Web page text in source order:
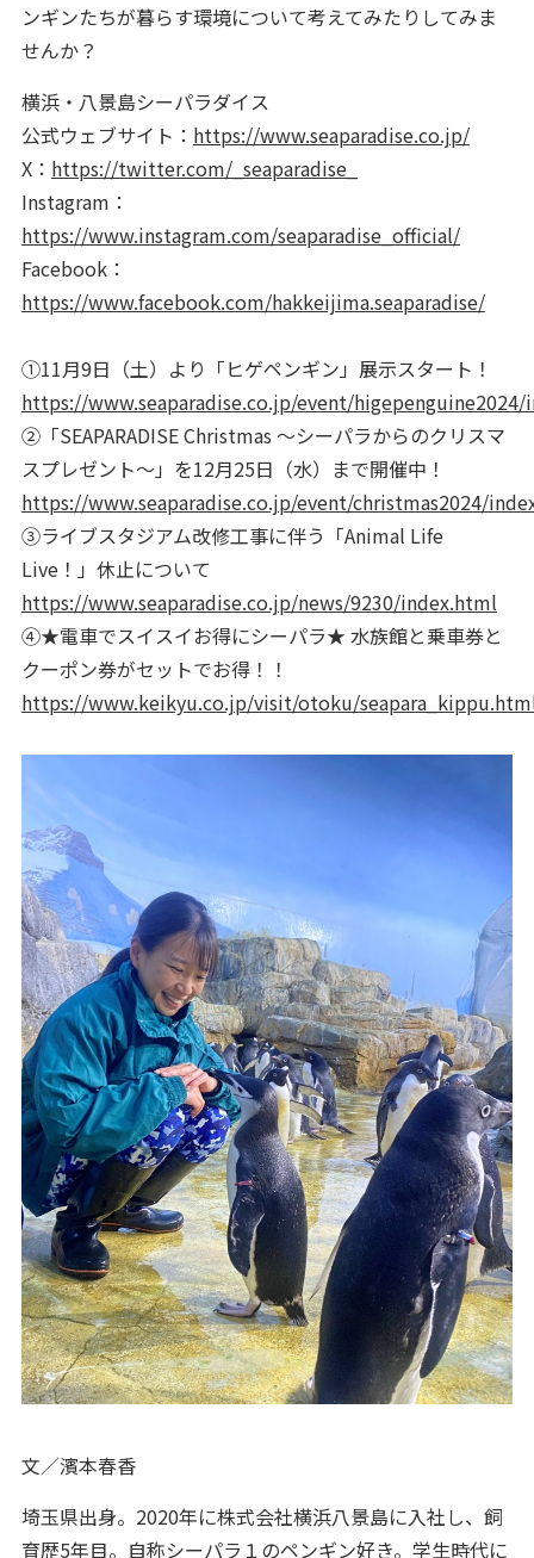
ンギンたちが暮らす環境について考えてみたりしてみま
せんか？
横浜・八景島シーパラダイス
公式ウェブサイト： https://www.seaparadise.co.jp/
X： https://twitter.com/_seaparadise_
Instagram：
https://www.instagram.com/seaparadise_official/
Facebook：
https://www.facebook.com/hakkeijima.seaparadise/
①11月9日（土）より「ヒゲペンギン」展示スタート！
https://www.seaparadise.co.jp/event/
②「SEAPARADISE Christmas ～シーパラからのクリスマ
スプレゼント～」を12月25日（水）まで開催中！
https://www.seaparadise.co.jp/event/christmas2024/
③ライブスタジアム改修工事に伴う「Animal Life
Live！」休止について
https://www.seaparadise.co.jp/news/9230/index.html
④★電車でスイスイお得にシーパラ★ 水族館と乗車券と
クーポン券がセットでお得！！
https://www.keikyu.co.jp/visit/otoku/
文／濱本春香
埼玉県出身。2020年に株式会社横浜八景島に入社し、飼
育歴5年目。自称シーパラ１のペンギン好き。学生時代に